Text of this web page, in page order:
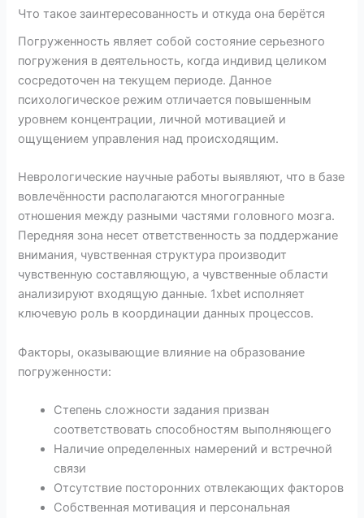
Что такое заинтересованность и откуда она берётся
Погруженность являет собой состояние серьезного
погружения в деятельность, когда индивид целиком
сосредоточен на текущем периоде. Данное
психологическое режим отличается повышенным
уровнем концентрации, личной мотивацией и
ощущением управления над происходящим.
Неврологические научные работы выявляют, что в базе
вовлечённости располагаются многогранные
отношения между разными частями головного мозга.
Передняя зона несет ответственность за поддержание
внимания, чувственная структура производит
чувственную составляющую, а чувственные области
анализируют входящую данные. 1xbet исполняет
ключевую роль в координации данных процессов.
Факторы, оказывающие влияние на образование
погруженности:
Степень сложности задания призван
соответствовать способностям выполняющего
Наличие определенных намерений и встречной
связи
Отсутствие посторонних отвлекающих факторов
Собственная мотивация и персональная